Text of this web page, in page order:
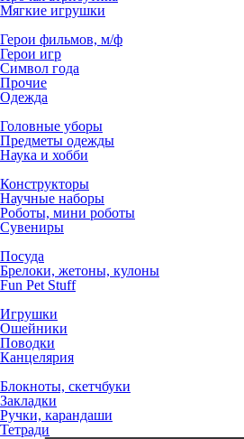
Мягкие игрушки
Герои фильмов, м/ф
Герои игр
Символ года
Прочие
Одежда
Головные уборы
Предметы одежды
Наука и хобби
Конструкторы
Научные наборы
Роботы, мини роботы
Сувениры
Посуда
Брелоки, жетоны, кулоны
Fun Pet Stuff
Игрушки
Ошейники
Поводки
Канцелярия
Блокноты, скетчбуки
Закладки
Ручки, карандаши
Тетради